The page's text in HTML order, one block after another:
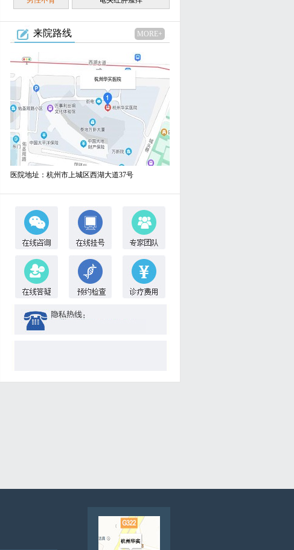
来院路线 MORE+
医院地址：杭州市上城区西湖大道37号